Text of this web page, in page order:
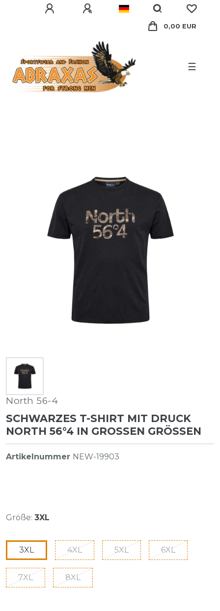
0,00 EUR
☰
North 56-4
SCHWARZES T-SHIRT MIT DRUCK
NORTH 56°4 IN GROSSEN GRÖSSEN
Artikelnummer NEW-19903
Größe: 3XL
3XL 4XL 5XL 6XL
7XL 8XL